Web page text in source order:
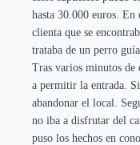
hasta 30.000 euros. En
clienta que se
trataba de un perro
Tras varios minutos de
a permitir la entrada.
abandonar el local.
no iba a disfrutar del
puso los hechos en